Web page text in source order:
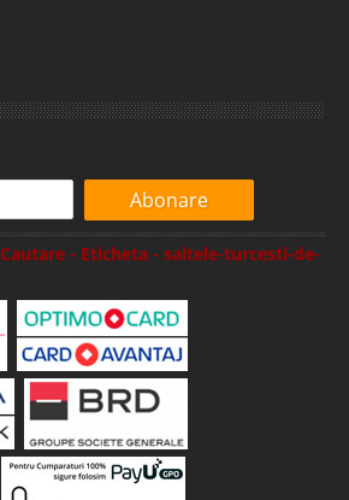
Abonare
Cautare - Eticheta - saltele-turcesti-de-